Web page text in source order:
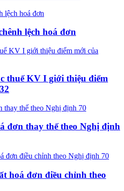
lệch hoá đơn
thuế KV I giới thiệu điểm
đơn thay thế theo Nghị định
hoá đơn điều chỉnh theo